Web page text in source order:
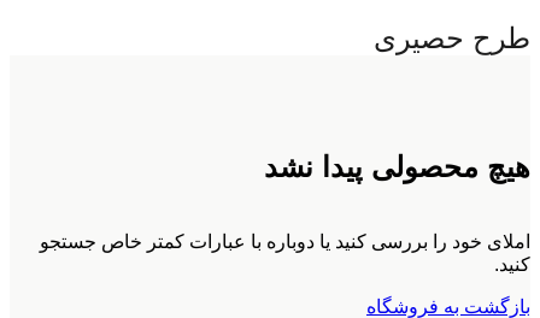
طرح حصیری
هیچ محصولی پیدا نشد
املای خود را بررسی کنید یا دوباره با عبارات کمتر خاص جستجو
کنید.
بازگشت به فروشگاه